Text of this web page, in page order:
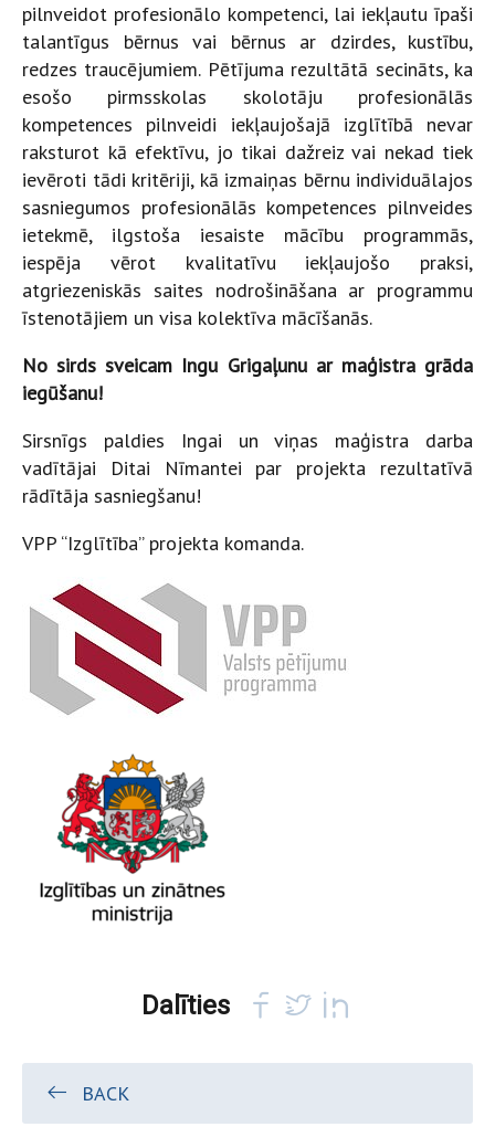
pilnveidot profesionālo kompetenci, lai iekļautu īpaši
talantīgus bērnus vai bērnus ar dzirdes, kustību,
redzes traucējumiem. Pētījuma rezultātā secināts, ka
esošo pirmsskolas skolotāju profesionālās
kompetences pilnveidi iekļaujošajā izglītībā nevar
raksturot kā efektīvu, jo tikai dažreiz vai nekad tiek
ievēroti tādi kritēriji, kā izmaiņas bērnu individuālajos
sasniegumos profesionālās kompetences pilnveides
ietekmē, ilgstoša iesaiste mācību programmās,
iespēja vērot kvalitatīvu iekļaujošo praksi,
atgriezeniskās saites nodrošināšana ar programmu
īstenotājiem un visa kolektīva mācīšanās.
No sirds sveicam Ingu Grigaļunu ar maģistra grāda
iegūšanu!
Sirsnīgs paldies Ingai un viņas maģistra darba
vadītājai Ditai Nīmantei par projekta rezultatīvā
rādītāja sasniegšanu!
VPP “Izglītība” projekta komanda.
Dalīties
BACK